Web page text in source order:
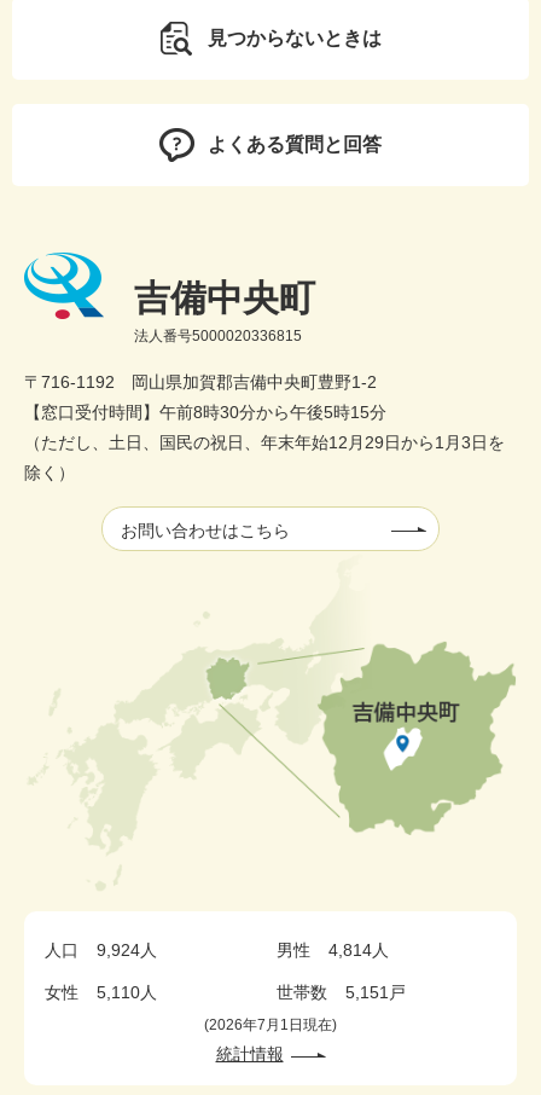
見つからないときは
よくある質問と回答
吉備中央町
法人番号5000020336815
〒716-1192 岡山県加賀郡吉備中央町豊野1-2
【窓口受付時間】午前8時30分から午後5時15分
（ただし、土日、国民の祝日、年末年始12月29日から1月3日を
除く）
お問い合わせはこちら
人口 9,924人 男性 4,814人
女性 5,110人 世帯数 5,151戸
2026年7月1日現在
統計情報